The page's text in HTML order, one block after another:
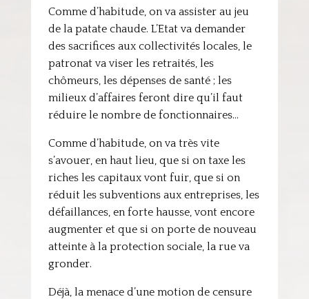
Comme d’habitude, on va assister au jeu
de la patate chaude. L’Etat va demander
des sacrifices aux collectivités locales, le
patronat va viser les retraités, les
chômeurs, les dépenses de santé ; les
milieux d’affaires feront dire qu’il faut
réduire le nombre de fonctionnaires…
Comme d’habitude, on va très vite
s’avouer, en haut lieu, que si on taxe les
riches les capitaux vont fuir, que si on
réduit les subventions aux entreprises, les
défaillances, en forte hausse, vont encore
augmenter et que si on porte de nouveau
atteinte à la protection sociale, la rue va
gronder.
Déjà, la menace d’une motion de censure